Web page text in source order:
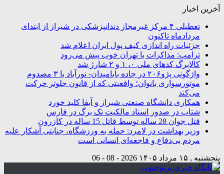
آخرین اخبار
تعطیلی ۴ مرکز غیرمجاز دندانپزشکی در شیراز از ابتدای
مردادماه تاکنون
جزئیات راه اندازی کیف پول ایران اعلام شد
ترامپ: مذاکرات با تهران خوب پیش می‌رود
کالابرگ کدهای ملی ۰، ۱ و ۲ شارژ شد
واژگونی پژو۲۰۶ در جاده بابامیدان- نورآباد با ۳ مصدوم
موتورسواری بانوان؛ واقعیتی که از قانون جلوتر حرکت
می‌کند
همکاری دانشگاه صنعتی شیراز و آبفا کلید خورد
شتاب در صدور اسناد مالکیت تک برگ در فارس
قتل جوان 28 ساله توسط قاتل 15 ساله در کازرون
وزیر بهداشت در لامرد: حمله به ورزشگاه، جنایتی آشکار علیه
مردم بی‌دفاع و فاجعه‌ای انسانی است
پنجشنبه , ۱۵ مرداد ۱۴۰۵ 2026 - 08 - 06